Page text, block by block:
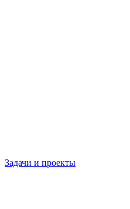
Задачи и проекты